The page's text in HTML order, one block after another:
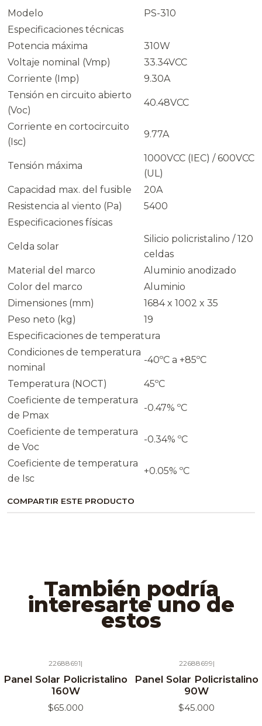
Modelo
PS-310
Especificaciones técnicas
Potencia máxima
310W
Voltaje nominal (Vmp)
33.34VCC
Corriente (Imp)
9.30A
Tensión en circuito abierto
(Voc)
40.48VCC
Corriente en cortocircuito
(Isc)
9.77A
Tensión máxima
1000VCC (IEC) / 600VCC
(UL)
Capacidad max. del fusible
20A
Resistencia al viento (Pa)
5400
Especificaciones físicas
Celda solar
Silicio policristalino / 120
celdas
Material del marco
Aluminio anodizado
Color del marco
Aluminio
Dimensiones (mm)
1684 x 1002 x 35
Peso neto (kg)
19
Especificaciones de temperatura
Condiciones de temperatura
nominal
-40ºC a +85ºC
Temperatura (NOCT)
45ºC
Coeficiente de temperatura
de Pmax
-0.47% ºC
Coeficiente de temperatura
de Voc
-0.34% ºC
Coeficiente de temperatura
de Isc
+0.05% ºC
COMPARTIR ESTE PRODUCTO
También podría
interesarte uno de
estos
22688691|
Panel Solar Policristalino
160W
$65.000
22688699|
Panel Solar Policristalino
90W
$45.000